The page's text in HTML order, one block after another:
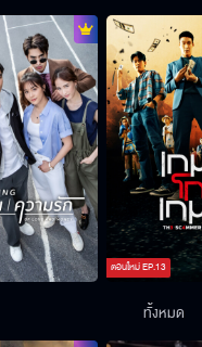
ตอนใหม่EP.13
ทั้งหมด